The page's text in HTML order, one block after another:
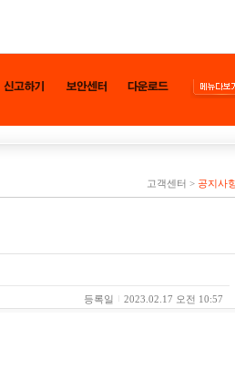
고객센터 > 공지사
등록일 2023.02.17 오전 10:57